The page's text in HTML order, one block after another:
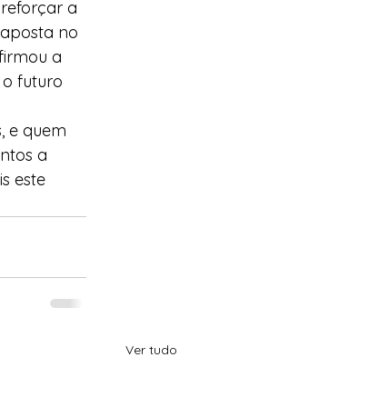
a
no
a
futuro
e quem
a
este
Ver tudo